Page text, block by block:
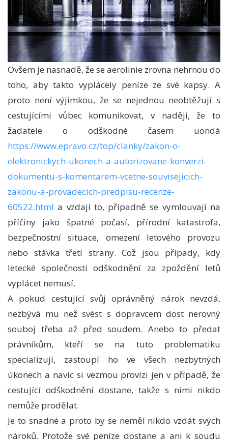
Ovšem je nasnadě, že se aerolinie zrovna nehrnou do
toho, aby takto vyplácely peníze ze své kapsy. A
proto není výjimkou, že se nejednou neobtěžují s
cestujícími vůbec komunikovat, v naději, že to
žadatele o odškodné časem uondá
https://www.epravo.cz/top/clanky/zakon-o-
elektronickych-ukonech-a-autorizovane-konverzi-
dokumentu-s-komentarem-vcetne-souvisejicich-
zakonu-a-provadecich-predpisu-recenze-
60522.html a vzdají to, případně se vymlouvají na
příčiny jako špatné počasí, přírodní katastrofa,
bezpečnostní situace, omezení letového provozu
nebo stávka třetí strany. Což jsou případy, kdy
letecké společnosti odškodnění za zpoždění letů
vyplácet nemusí.
A pokud cestující svůj oprávněný nárok nevzdá,
nezbývá mu než svést s dopravcem dost nerovný
souboj třeba až před soudem. Anebo to předat
právníkům, kteří se na tuto problematiku
specializují, zastoupí ho ve všech nezbytných
úkonech a navíc si vezmou provizi jen v případě, že
cestující odškodnění dostane, takže s nimi nikdo
nemůže prodělat.
Je to snadné a proto by se neměl nikdo vzdát svých
nároků. Protože své peníze dostane a ani k soudu